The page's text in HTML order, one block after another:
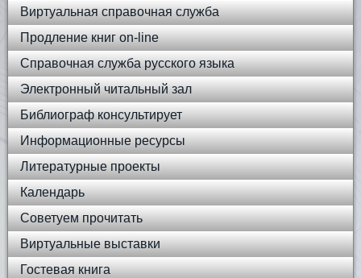
Виртуальная справочная служба
Продление книг on-line
Справочная служба русского языка
Электронный читальный зал
Библиограф консультирует
Информационные ресурсы
Литературные проекты
Календарь
Советуем прочитать
Виртуальные выставки
Гостевая книга